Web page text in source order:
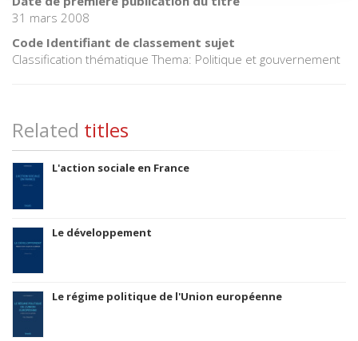
31 mars 2008
Code Identifiant de classement sujet
Classification thématique Thema: Politique et gouvernement
Related titles
L'action sociale en France
Le développement
Le régime politique de l'Union européenne